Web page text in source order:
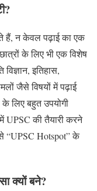
हैं, न केवल पढ़ाई का एक
के लिए भी एक विशेष
इतिहास,
जैसे विषयों में पढ़ाई
लिए बहुत उपयोगी
UPSC की तैयारी करने
“UPSC Hotspot” के
क्यों बने?